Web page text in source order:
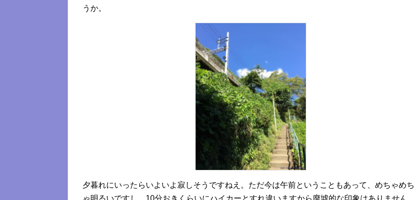
うか。
夕暮れにいったらいよいよ寂しそうですねえ。ただ今は午前ということもあって、めちゃめち
ゃ明るいですし、10分おきくらいにハイカーとすれ違いますから廃墟的な印象はありません。